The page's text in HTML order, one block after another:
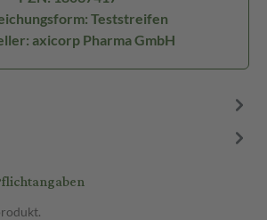
Teststreifen
axicorp Pharma GmbH